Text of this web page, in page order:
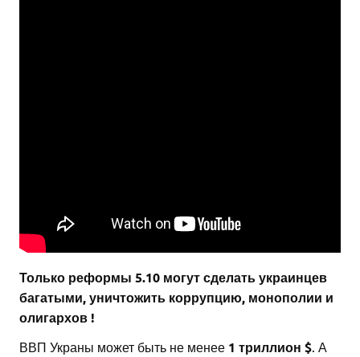
Только реформы 5.10 могут сделать украинцев
багатыми, уничтожить коррупцию, монополии и
олигархов !
ВВП Украны может быть не менее 1 триллион $ . А